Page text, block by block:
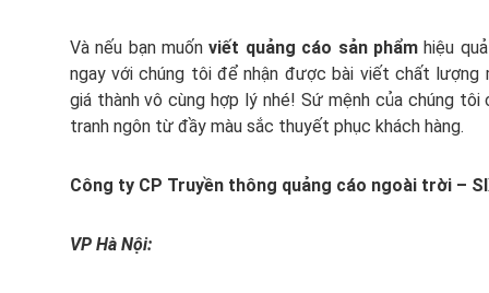
Và nếu bạn muốnviết quảng cáo sản phẩm hiệu
ngay với chúng tôi để nhận được bài viết chất lượng
giá thành vô cùng hợp lý nhé! Sứ mệnh của chúng
tranh ngôn từ đầy màu sắc thuyết phục khách hàng.
Công ty CP Truyền thông quảng cáo ngoài trời –
VP Hà Nội: